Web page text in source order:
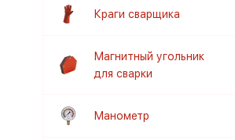
Краги сварщика
Магнитный угольник
для сварки
Манометр